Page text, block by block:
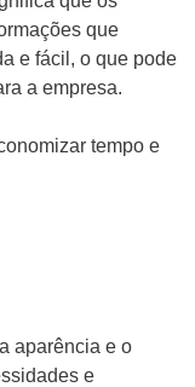
que
e fácil, o que pode
a empresa.
tempo e
aparência e o
e